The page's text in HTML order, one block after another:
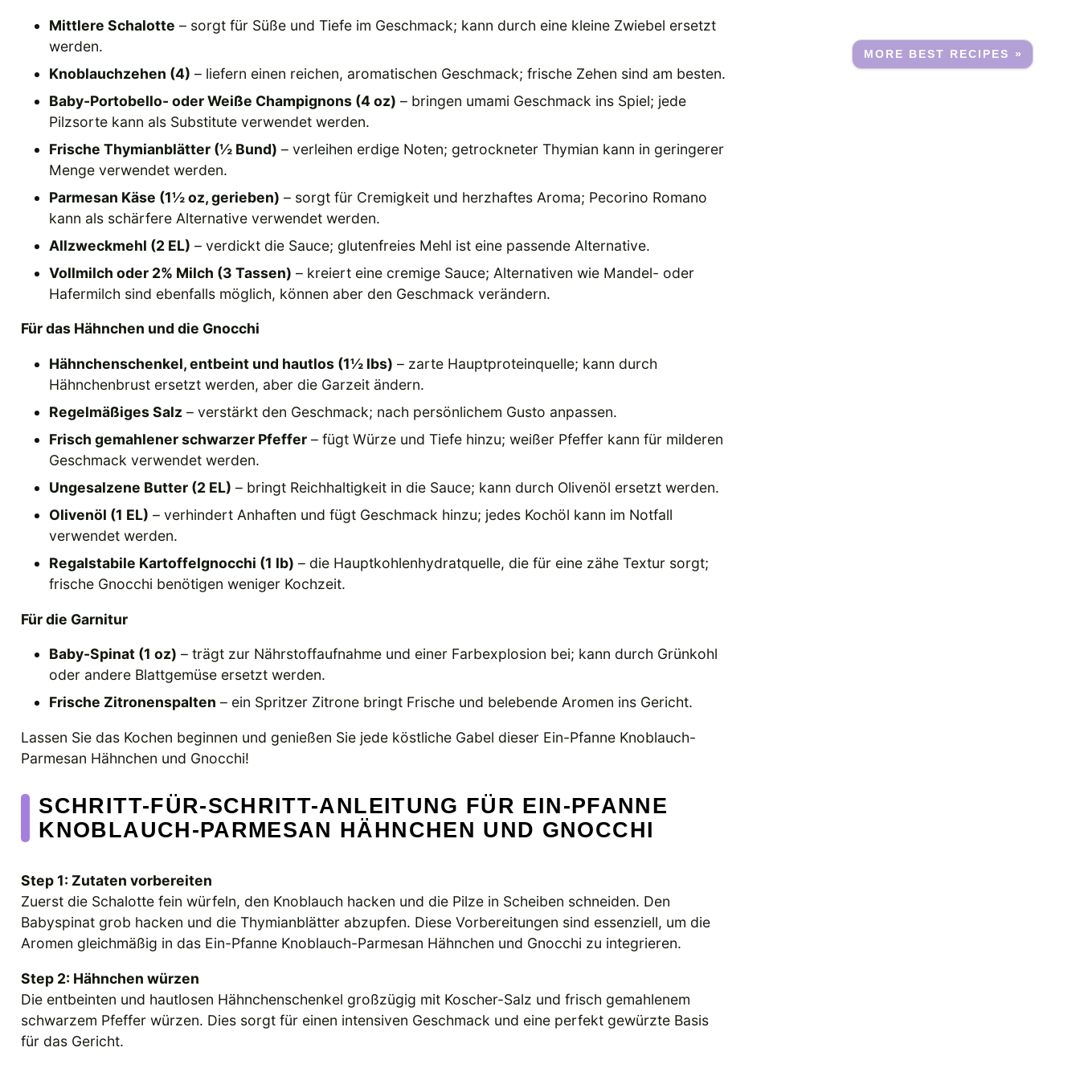
Mittlere Schalotte – sorgt für Süße und Tiefe im Geschmack; kann durch eine kleine Zwiebel ersetzt
werden.
Knoblauchzehen (4) – liefern einen reichen, aromatischen Geschmack; frische Zehen sind am besten.
Baby-Portobello- oder Weiße Champignons (4 oz) – bringen umami Geschmack ins Spiel; jede
Pilzsorte kann als Substitute verwendet werden.
Frische Thymianblätter (½ Bund) – verleihen erdige Noten; getrockneter Thymian kann in geringerer
Menge verwendet werden.
Parmesan Käse (1½ oz, gerieben) – sorgt für Cremigkeit und herzhaftes Aroma; Pecorino Romano
kann als schärfere Alternative verwendet werden.
Allzweckmehl (2 EL) – verdickt die Sauce; glutenfreies Mehl ist eine passende Alternative.
Vollmilch oder 2% Milch (3 Tassen) – kreiert eine cremige Sauce; Alternativen wie Mandel- oder
Hafermilch sind ebenfalls möglich, können aber den Geschmack verändern.
Für das Hähnchen und die Gnocchi
Hähnchenschenkel, entbeint und hautlos (1½ lbs) – zarte Hauptproteinquelle; kann durch
Hähnchenbrust ersetzt werden, aber die Garzeit ändern.
Regelmäßiges Salz – verstärkt den Geschmack; nach persönlichem Gusto anpassen.
Frisch gemahlener schwarzer Pfeffer – fügt Würze und Tiefe hinzu; weißer Pfeffer kann für milderen
Geschmack verwendet werden.
Ungesalzene Butter (2 EL) – bringt Reichhaltigkeit in die Sauce; kann durch Olivenöl ersetzt werden.
Olivenöl (1 EL) – verhindert Anhaften und fügt Geschmack hinzu; jedes Kochöl kann im Notfall
verwendet werden.
Regalstabile Kartoffelgnocchi (1 lb) – die Hauptkohlenhydratquelle, die für eine zähe Textur sorgt;
frische Gnocchi benötigen weniger Kochzeit.
Für die Garnitur
Baby-Spinat (1 oz) – trägt zur Nährstoffaufnahme und einer Farbexplosion bei; kann durch Grünkohl
oder andere Blattgemüse ersetzt werden.
Frische Zitronenspalten – ein Spritzer Zitrone bringt Frische und belebende Aromen ins Gericht.
Lassen Sie das Kochen beginnen und genießen Sie jede köstliche Gabel dieser Ein-Pfanne Knoblauch-
Parmesan Hähnchen und Gnocchi!
SCHRITT-FÜR-SCHRITT-ANLEITUNG FÜR EIN-PFANNE
KNOBLAUCH-PARMESAN HÄHNCHEN UND GNOCCHI
Step 1: Zutaten vorbereiten
Zuerst die Schalotte fein würfeln, den Knoblauch hacken und die Pilze in Scheiben schneiden. Den
Babyspinat grob hacken und die Thymianblätter abzupfen. Diese Vorbereitungen sind essenziell, um die
Aromen gleichmäßig in das Ein-Pfanne Knoblauch-Parmesan Hähnchen und Gnocchi zu integrieren.
Step 2: Hähnchen würzen
Die entbeinten und hautlosen Hähnchenschenkel großzügig mit Koscher-Salz und frisch gemahlenem
schwarzem Pfeffer würzen. Dies sorgt für einen intensiven Geschmack und eine perfekt gewürzte Basis
für das Gericht.
MORE BEST RECIPES »